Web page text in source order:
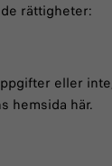
rättigheter:
eller
hemsida här.